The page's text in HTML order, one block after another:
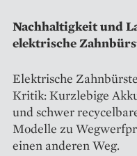
Nachhaltigkeit und
elektrische
Elektrische
Kritik: Kurzlebige
und schwer
Modelle zu
einen anderen Weg.